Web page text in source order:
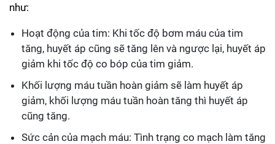
như:
Hoạt động của tim: Khi tốc độ bơm máu của tim
tăng, huyết áp cũng sẽ tăng lên và ngược lại, huyết áp
giảm khi tốc độ co bóp của tim giảm.
Khối lượng máu tuần hoàn giảm sẽ làm huyết áp
giảm, khối lượng máu tuần hoàn tăng thì huyết áp
cũng tăng.
Sức cản của mạch máu: Tình trạng co mạch làm tăng